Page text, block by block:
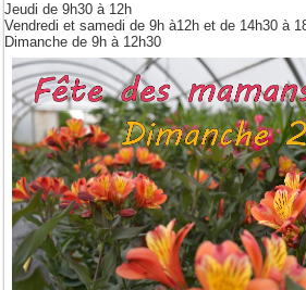
Jeudi de 9h30 à 12h
Vendredi et samedi de 9h à12h et de 14h30 à
Dimanche de 9h à 12h30